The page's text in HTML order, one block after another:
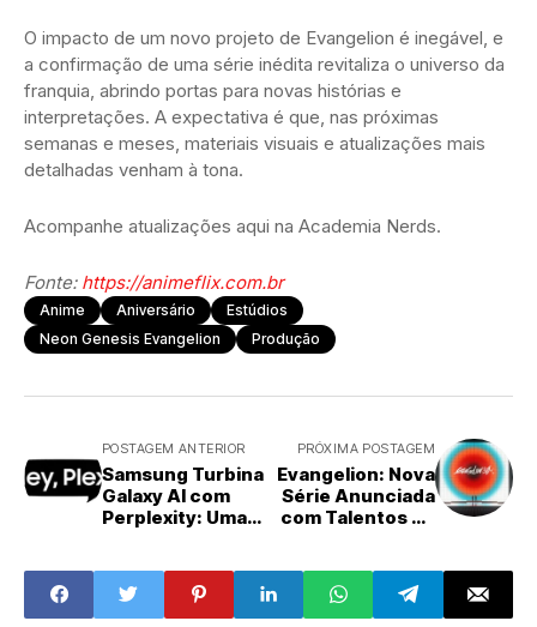
O impacto de um novo projeto de Evangelion é inegável, e
a confirmação de uma série inédita revitaliza o universo da
franquia, abrindo portas para novas histórias e
interpretações. A expectativa é que, nas próximas
semanas e meses, materiais visuais e atualizações mais
detalhadas venham à tona.
Acompanhe atualizações aqui na Academia Nerds.
Fonte: https://animeflix.com.br
Anime Aniversário
Estúdios
Neon Genesis Evangelion
Produção
POSTAGEM ANTERIOR
Samsung Turbina
Galaxy AI com
Perplexity: Uma
Multiagente nos
Smartphones
PRÓXIMA POSTAGEM
Evangelion: Nova
Série Anunciada
com Talentos de